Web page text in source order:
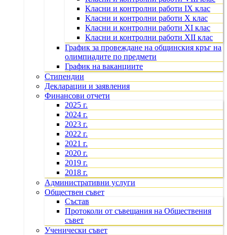
Класни и контролни работи IX клас
Класни и контролни работи X клас
Класни и контролни работи XI клас
Класни и контролни работи XII клас
График за провеждане на общинския кръг на
олимпиадите по предмети
График на ваканциите
Стипендии
Декларации и заявления
Финансови отчети
2025 г.
2024 г.
2023 г.
2022 г.
2021 г.
2020 г.
2019 г.
2018 г.
Административни услуги
Обществен съвет
Състав
Протоколи от съвещания на Обществения
съвет
Ученически съвет